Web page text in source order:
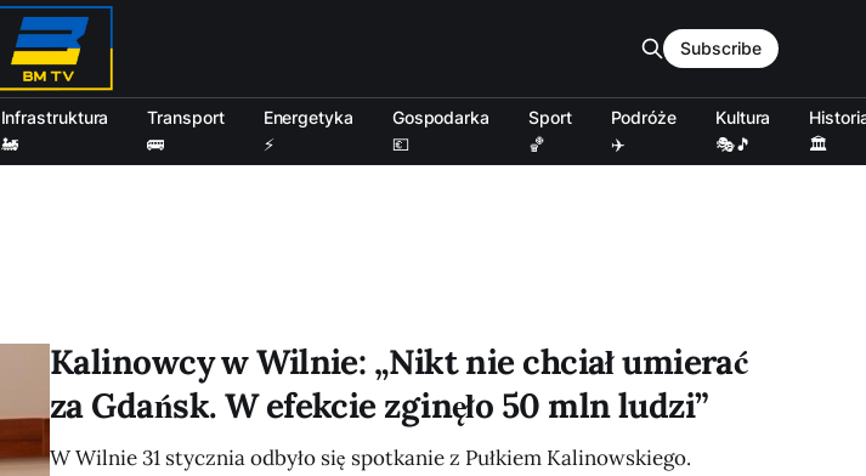
Infrastruktura
🚂
Transport
🚌
Energetyka
⚡
Gospodarka
💶
Sport
🏀
Podróże
✈️
Kultura
🎭🎵
🏛️
Subscribe
Kalinowcy w Wilnie: „Nikt nie chciał umierać
za Gdańsk. W efekcie zginęło 50 mln ludzi”
W Wilnie 31 stycznia odbyło się spotkanie z Pułkiem Kalinowskiego.